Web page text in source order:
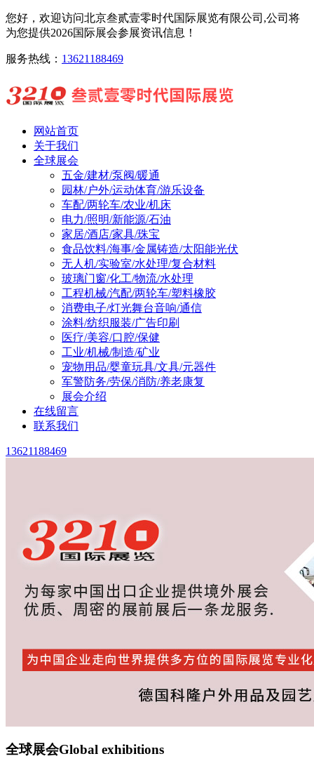
您好，欢迎访问北京叁贰壹零时代国际展览有限公司,公司将
为您提供2026国际展会参展资讯信息！
服务热线： 13621188469
网站首页
关于我们
全球展会
五金/建材/泵阀/暖通
园林/户外/运动体育/游乐设备
车配/两轮车/农业/机床
电力/照明/新能源/石油
家居/酒店/家具/珠宝
食品饮料/海事/金属铸造/太阳能光伏
无人机/实验室/水处理/复合材料
玻璃门窗/化工/物流/水处理
工程机械/汽配/两轮车/塑料橡胶
消费电子/灯光舞台音响/通信
涂料/纺织服装/广告印刷
医疗/美容/口腔/保健
工业/机械/制造/矿业
宠物用品/婴童玩具/文具/元器件
军警防务/劳保/消防/养老康复
展会介绍
在线留言
联系我们
13621188469
全球展会Global exhibitions